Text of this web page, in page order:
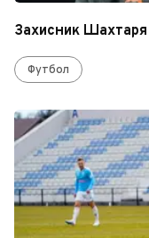
Захисник Шахтаря
Футбол